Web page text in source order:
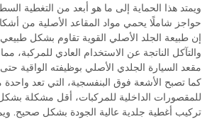
ويمتد هذا الحماية إلى ما هو أبعد من التغطية
حواجز شاملًا يحمي مواد المقاعد الأصلية من
إن طبيعة الجلد الأصلي القوية تقاوم بشكل
والتآكل الناتجة عن الاستخدام العادي للمركبة،
مقعد السيارة الجلدي الأصلي بوظيفته الواقية
كما تصبح الأشعة فوق البنفسجية، التي تعد واحدة
للمقصورات الداخلية للمركبات، أقل مشكلة
تركيب أغطية جلدية عالية الجودة بشكل صحيح.